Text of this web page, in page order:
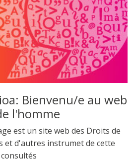
Bienvenu/e au web
l'homme
est un site web des Droits de
et d'autres instrumet de cette